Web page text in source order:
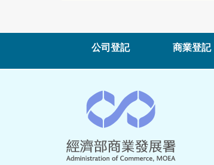
公司登記 商業登記